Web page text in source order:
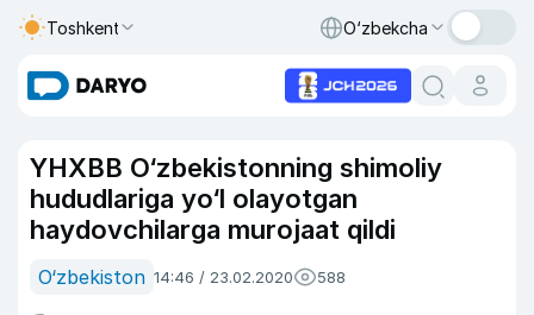
Toshkent O‘zbekcha
YHXBB O‘zbekistonning shimoliy
hududlariga yo‘l olayotgan
haydovchilarga murojaat qildi
O‘zbekiston 14:46 / 23.02.2020 588